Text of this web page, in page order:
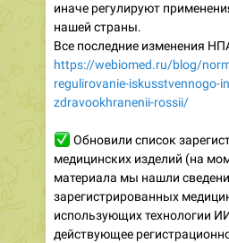
иначе регулируют
нашей страны.
Все последние изменения
https://webiomed.ru/blog/
regulirovanie-iskusstvennogo-
zdravookhranenii-rossii/
Обновили список
медицинских изделий (на
материала мы нашли
зарегистрированных
использующих технологии
действующее